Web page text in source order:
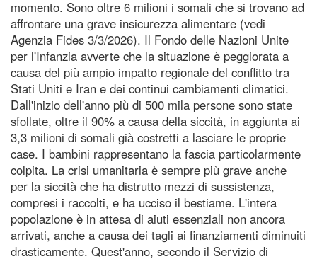
momento. Sono oltre 6 milioni i somali che si trovano ad
affrontare una grave insicurezza alimentare (vedi
Agenzia Fides 3/3/2026). Il Fondo delle Nazioni Unite
per l'Infanzia avverte che la situazione è peggiorata a
causa del più ampio impatto regionale del conflitto tra
Stati Uniti e Iran e dei continui cambiamenti climatici.
Dall'inizio dell'anno più di 500 mila persone sono state
sfollate, oltre il 90% a causa della siccità, in aggiunta ai
3,3 milioni di somali già costretti a lasciare le proprie
case. I bambini rappresentano la fascia particolarmente
colpita. La crisi umanitaria è sempre più grave anche
per la siccità che ha distrutto mezzi di sussistenza,
compresi i raccolti, e ha ucciso il bestiame. L'intera
popolazione è in attesa di aiuti essenziali non ancora
arrivati, anche a causa dei tagli ai finanziamenti diminuiti
drasticamente. Quest'anno, secondo il Servizio di